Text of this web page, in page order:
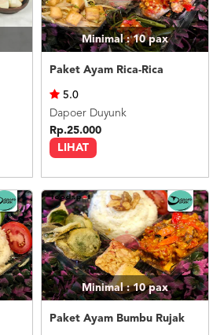
Minimal : 10pax
Paket Ayam Rica-Rica
LIHAT
5.0
Dapoer Duyunk
Rp.25.000
Minimal : 10pax
Paket Ayam Bumbu Rujak